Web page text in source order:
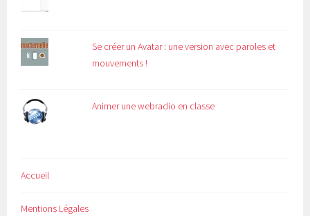
Se créer un Avatar : une version avec paroles et
mouvements !
Animer une webradio en classe
Accueil
Mentions Légales